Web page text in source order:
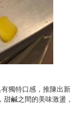
獨特口感，推陳出新
鹹之間的美味激盪，